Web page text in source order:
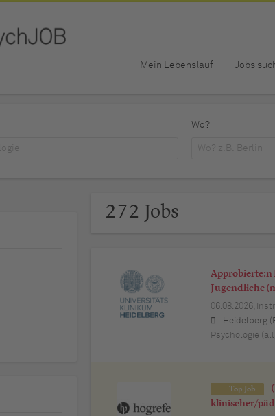
Mein Lebenslauf Jobs
Wo?
272 Jobs
Approbierte:n
Jugendliche
06.08.2026,
Heidelberg
Psychologie
Top Job
klinischer/